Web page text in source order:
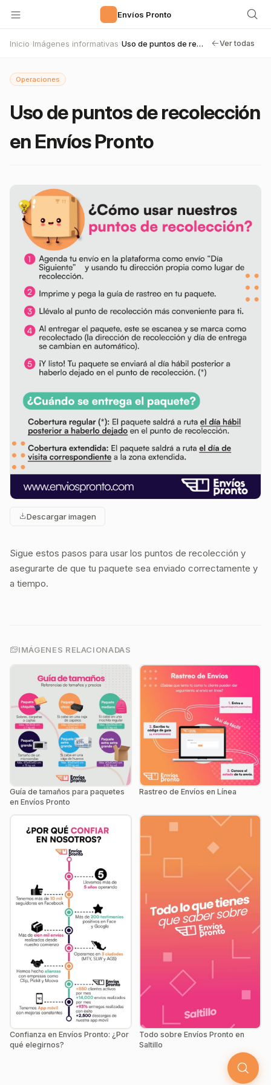
Envíos Pronto
Inicio› Imágenes informativas› Uso de puntos de recolección en Envíos Pronto Ver todas
Operaciones
Uso de puntos de recolección
en Envíos Pronto
Descargar imagen
Sigue estos pasos para usar los puntos de recolección y
asegurarte de que tu paquete sea enviado correctamente y
a tiempo.
IMÁGENES RELACIONADAS
Guía de tamaños para paquetes
en Envíos Pronto
Rastreo de Envíos en Línea
Confianza en Envíos Pronto: ¿Por
qué elegirnos?
Todo sobre Envíos Pronto en
Saltillo